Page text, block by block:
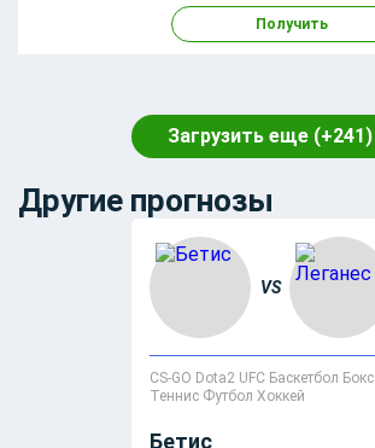
Получить
Другие прогнозы
VS
CS-GO Dota2 UFC Баскетбол Бокс
Теннис Футбол Хоккей
Бетис
Загрузить еще (+241)